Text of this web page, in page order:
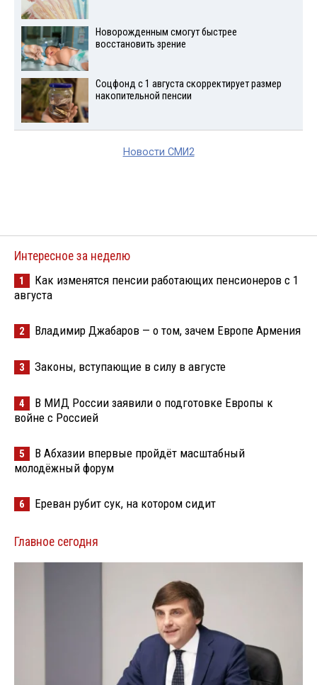
Новорожденным смогут быстрее
восстановить зрение
Соцфонд с 1 августа скорректирует размер
накопительной пенсии
Новости СМИ2
Интересное за неделю
1
Как изменятся пенсии работающих пенсионеров с 1
августа
2 Владимир Джабаров — о том, зачем Европе Армения
3 Законы, вступающие в силу в августе
4
В МИД России заявили о подготовке Европы к
войне с Россией
5
В Абхазии впервые пройдёт масштабный
молодёжный форум
6 Ереван рубит сук, на котором сидит
Главное сегодня